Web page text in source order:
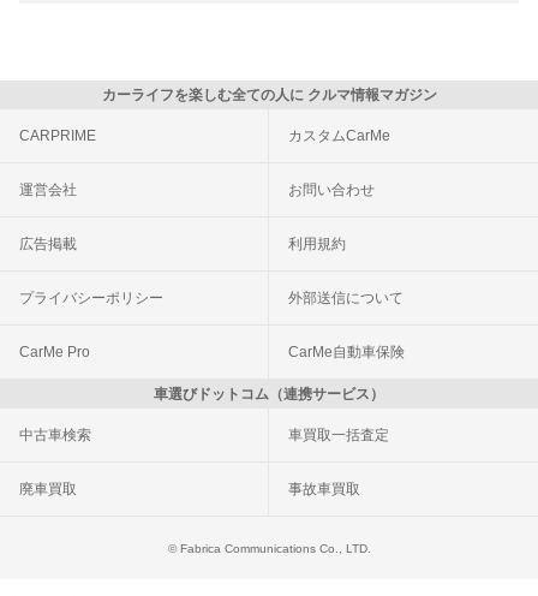
カーライフを楽しむ全ての人に クルマ情報マガジン
CARPRIME カスタムCarMe
運営会社 お問い合わせ
広告掲載 利用規約
プライバシーポリシー 外部送信について
CarMe Pro CarMe自動車保険
車選びドットコム（連携サービス）
中古車検索 車買取一括査定
廃車買取 事故車買取
© Fabrica Communications Co., LTD.